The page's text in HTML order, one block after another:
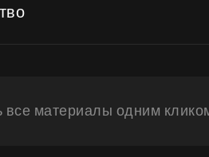
все материалы одним